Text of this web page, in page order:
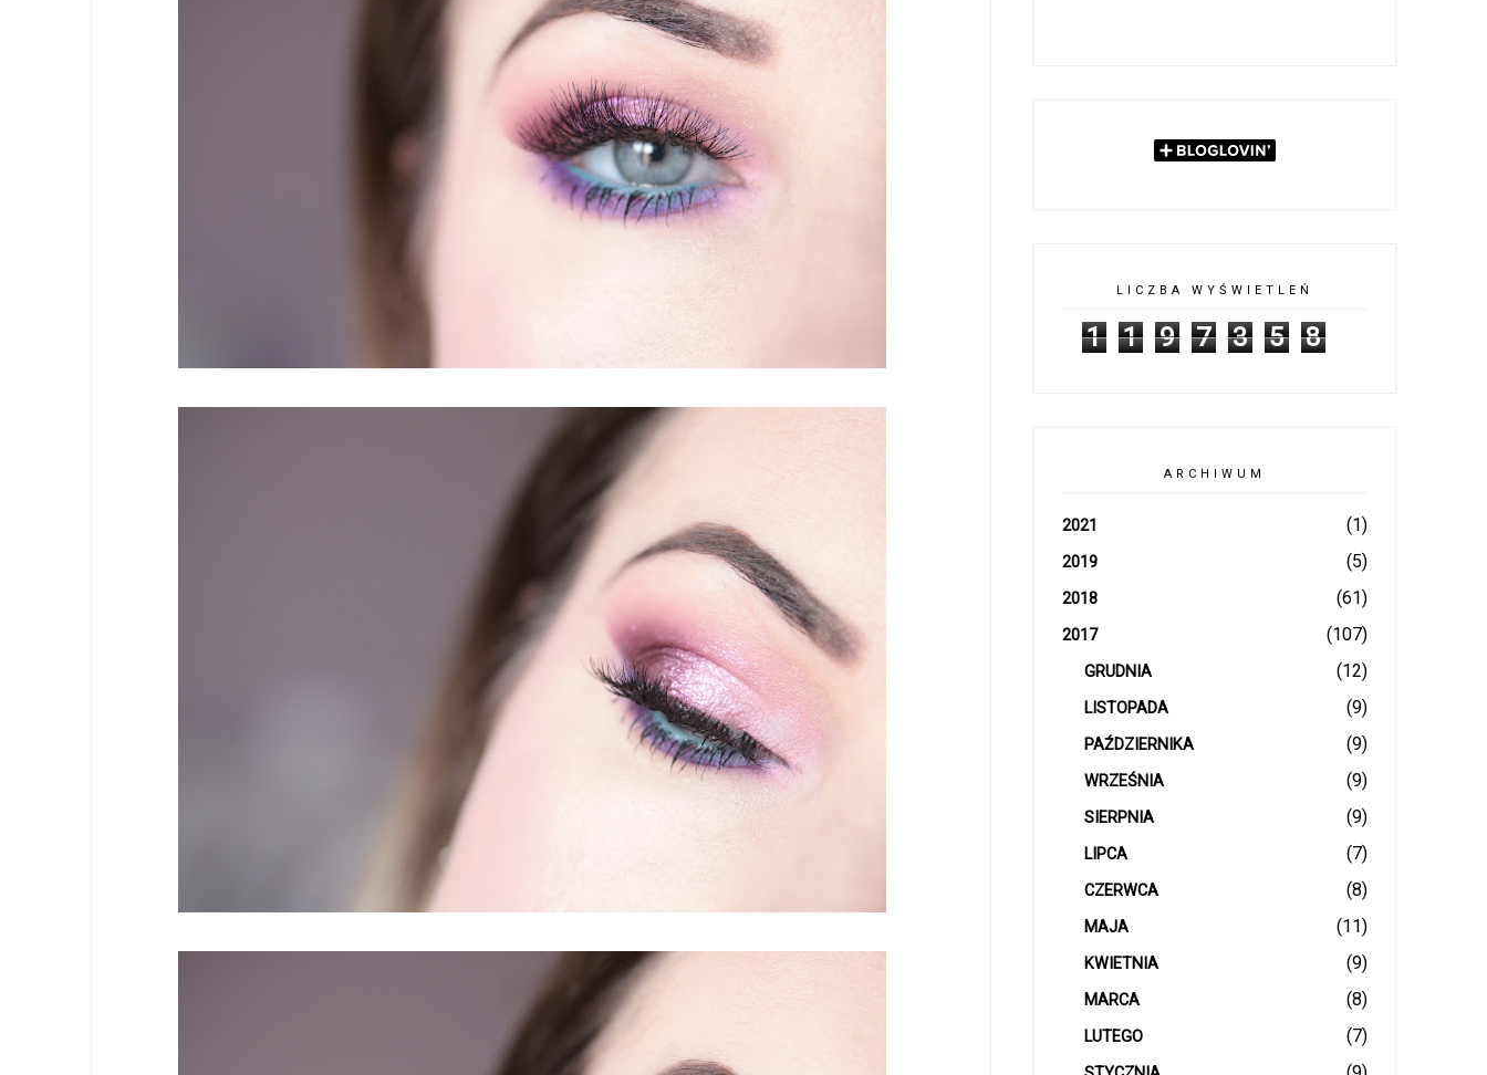
LICZBA WYŚWIETLEŃ
1 1 9 7 3 5 8
ARCHIWUM
2021 (1)
2019 (5)
2018 (61)
2017 (107)
GRUDNIA (12)
LISTOPADA (9)
PAŹDZIERNIKA (9)
WRZEŚNIA (9)
SIERPNIA (9)
LIPCA (7)
CZERWCA (8)
MAJA (11)
KWIETNIA (9)
MARCA (8)
LUTEGO (7)